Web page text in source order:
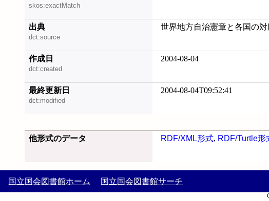
skos:exactMatch
出典
dct:source
世界地方自治憲章と各国の
作成日
dct:created
2004-08-04
最終更新日
dct:modified
2004-08-04T09:52:41
他形式のデータ RDF/XML形式, RDF/Turtle形
国立国会図書館ホーム 国立国会図書館サーチ